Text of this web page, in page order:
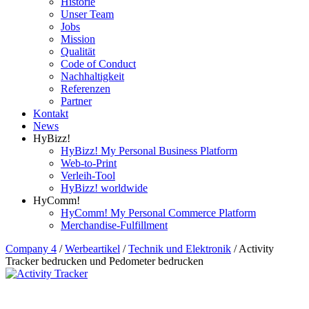
Unser Team
Jobs
Mission
Qualität
Code of Conduct
Nachhaltigkeit
Referenzen
Partner
Kontakt
News
HyBizz!
HyBizz! My Personal Business Platform
Web-to-Print
Verleih-Tool
HyBizz! worldwide
HyComm!
HyComm! My Personal Commerce Platform
Merchandise-Fulfillment
Company 4 / Werbeartikel / Technik und Elektronik / Activity
Tracker bedrucken und Pedometer bedrucken